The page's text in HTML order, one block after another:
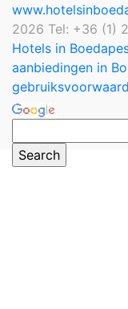
2026 Tel: +36 (1)
Hotels in
aanbiedingen in